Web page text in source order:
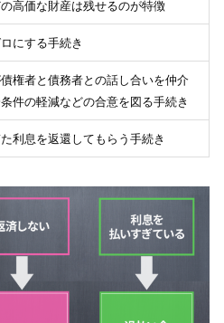
高価な財産は残せるのが特徴
にする手続き
権者と債務者との話し合いを仲介
件の軽減などの合意を図る手続き
利息を返還してもらう手続き